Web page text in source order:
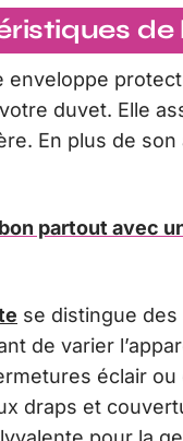
enveloppe
duvet. Elle
En plus de
partout avec
se distingue
de varier
éclair
draps et